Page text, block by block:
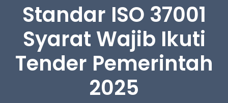
Standar ISO 37001
Syarat Wajib Ikuti
Tender Pemerintah
2025